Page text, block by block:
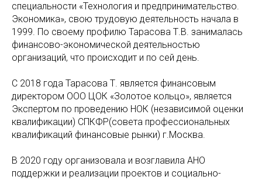
специальности «Технология и предпринимательство.
Экономика», свою трудовую деятельность начала в
1999. По своему профилю Тарасова Т.В. занималась
финансово-экономической деятельностью
организаций, что происходит и по сей день.
С 2018 года Тарасова Т. является финансовым
директором ООО ЦОК «Золотое кольцо», является
Экспертом по проведению НОК (независимой оценки
квалификации) СПКФР(совета профессиональных
квалификаций финансовые рынки) г.Москва.
В 2020 году организовала и возглавила АНО
поддержки и реализации проектов и социально-